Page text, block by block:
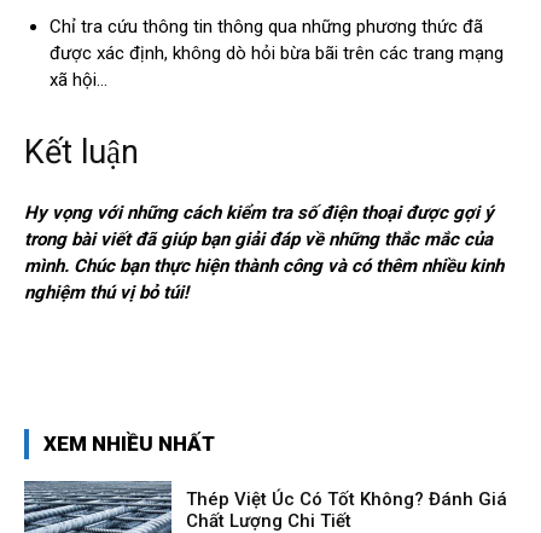
Chỉ tra cứu thông tin thông qua những phương thức đã
được xác định, không dò hỏi bừa bãi trên các trang mạng
xã hội…
Kết luận
Hy vọng với những cách kiểm tra số điện thoại được gợi ý
trong bài viết đã giúp bạn giải đáp về những thắc mắc của
mình. Chúc bạn thực hiện thành công và có thêm nhiều kinh
nghiệm thú vị bỏ túi!
XEM NHIỀU NHẤT
Thép Việt Úc Có Tốt Không? Đánh Giá
Chất Lượng Chi Tiết